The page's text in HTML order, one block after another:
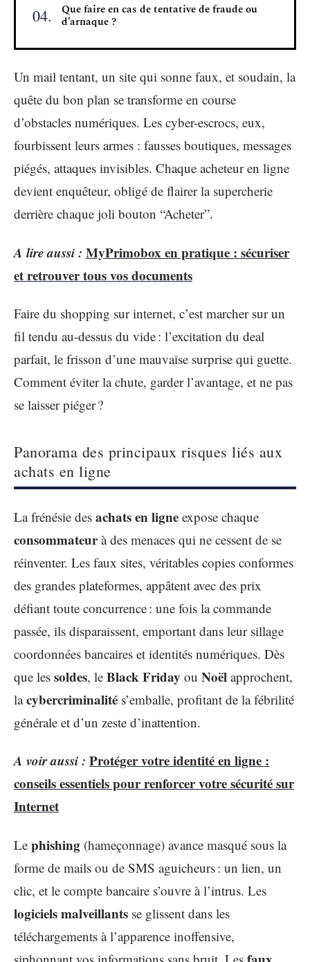
Que faire en cas de tentative de fraude ou
d’arnaque ?
Un mail tentant, un site qui sonne faux, et soudain, la
quête du bon plan se transforme en course
d’obstacles numériques. Les cyber-escrocs, eux,
fourbissent leurs armes : fausses boutiques, messages
piégés, attaques invisibles. Chaque acheteur en ligne
devient enquêteur, obligé de flairer la supercherie
derrière chaque joli bouton “Acheter”.
A lire aussi : MyPrimobox en pratique : sécuriser
et retrouver tous vos documents
Faire du shopping sur internet, c’est marcher sur un
fil tendu au-dessus du vide : l’excitation du deal
parfait, le frisson d’une mauvaise surprise qui guette.
Comment éviter la chute, garder l’avantage, et ne pas
se laisser piéger ?
Panorama des principaux risques liés aux
achats en ligne
La frénésie des achats en ligne expose chaque
consommateurà des menaces qui ne cessent de se
réinventer. Les faux sites, véritables copies conformes
des grandes plateformes, appâtent avec des prix
défiant toute concurrence : une fois la commande
passée, ils disparaissent, emportant dans leur sillage
coordonnées bancaires et identités numériques. Dès
que les soldes, le Black Friday ou Noël approchent,
lacybercriminalité s’emballe, profitant de la fébrilité
générale et d’un zeste d’inattention.
A voir aussi : Protéger votre identité en ligne :
conseils essentiels pour renforcer votre sécurité sur
Internet
Le phishing (hameçonnage) avance masqué sous la
forme de mails ou de SMS aguicheurs : un lien, un
clic, et le compte bancaire s’ouvre à l’intrus. Les
logiciels malveillants se glissent dans les
téléchargements à l’apparence inoffensive,
siphonnant vos informations sans bruit. Les